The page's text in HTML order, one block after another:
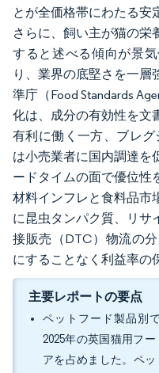
とが全価格帯にわたる安
さらに、飼い主が猫の栄
すると述べる傾向が景
り、業界の底堅さを一層
準庁（Food Standards
化は、成分の有効性を文
有利に働く一方、ブレ
は小売業者に国内調達を
ードタイムの面で優位性
材料インフレと食料品市
に昆虫タンパク質、リサ
接販売（DTC）物流の
にすることなく利益率の
主要レポートの要点
ペットフード製品別
2025年の英国猫用フ
アを占めました。ペ